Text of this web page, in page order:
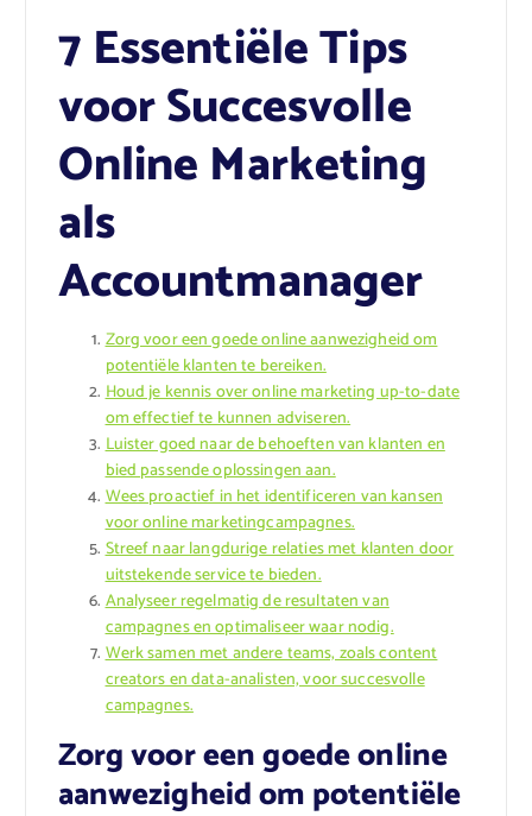
7 Essentiële Tips
voor Succesvolle
Online Marketing
als
Accountmanager
Zorg voor een goede online aanwezigheid om
potentiële klanten te bereiken.
Houd je kennis over online marketing up-to-date
om effectief te kunnen adviseren.
Luister goed naar de behoeften van klanten en
bied passende oplossingen aan.
Wees proactief in het identificeren van kansen
voor online marketingcampagnes.
Streef naar langdurige relaties met klanten door
uitstekende service te bieden.
Analyseer regelmatig de resultaten van
campagnes en optimaliseer waar nodig.
Werk samen met andere teams, zoals content
creators en data-analisten, voor succesvolle
campagnes.
Zorg voor een goede online
aanwezigheid om potentiële